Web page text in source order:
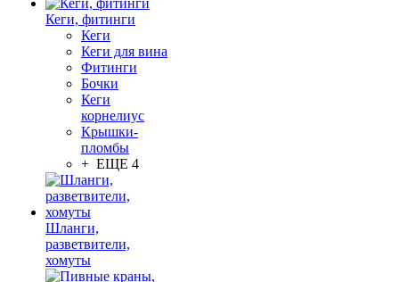
Кеги, фитинги
Кеги
Кеги для вина
Фитинги
Бочки
Кеги
корнелиус
Крышки-
пломбы
+ ЕЩЕ 4
Шланги,
разветвители,
хомуты